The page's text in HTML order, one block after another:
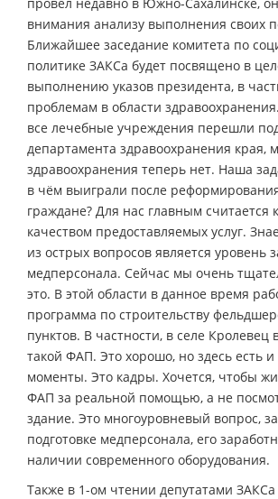
внимания анализу выполнения своих
Ближайшее заседание комитета по
политике ЗАКСа будет посвящено в
выполнению указов президента, в
проблемам в области
все лечебные учреждения перешли
департамента здравоохранения края,
здравоохранения теперь нет. Наша
в чём выиграли после
граждане? Для нас главным считается
качеством предоставляемых услуг.
из острых вопросов является уровень
медперсонала. Сейчас мы очень
это. В этой области в данное время
программа по строительству
пунктов. В частности, в селе Кролевец
такой ФАП. Это хорошо, но здесь есть
моменты. Это кадры. Хочется, чтобы
ФАП за реальной помощью, а не
здание. Это многоуровневый вопрос,
подготовке медперсонала, его
наличии современного оборудования.
Также в 1-ом чтении депутатами